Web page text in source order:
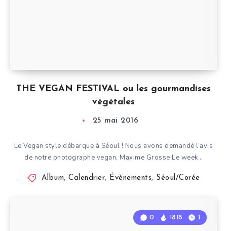
THE VEGAN FESTIVAL ou les gourmandises
végétales
25 mai 2016
Le Vegan style débarque à Séoul ! Nous avons demandé l’avis
de notre photographe vegan, Maxime Grosse Le week…
Album,Calendrier, Évènements, Séoul/Corée
0 1818 1